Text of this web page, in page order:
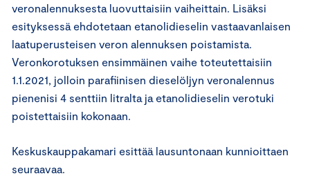
veronalennuksesta luovuttaisiin vaiheittain. Lisäksi
esityksessä ehdotetaan etanolidieselin vastaavanlaisen
laatuperusteisen veron alennuksen poistamista.
Veronkorotuksen ensimmäinen vaihe toteutettaisiin
1.1.2021, jolloin parafiinisen dieselöljyn veronalennus
pienenisi 4 senttiin litralta ja etanolidieselin verotuki
poistettaisiin kokonaan.
Keskuskauppakamari esittää lausuntonaan kunnioittaen
seuraavaa.